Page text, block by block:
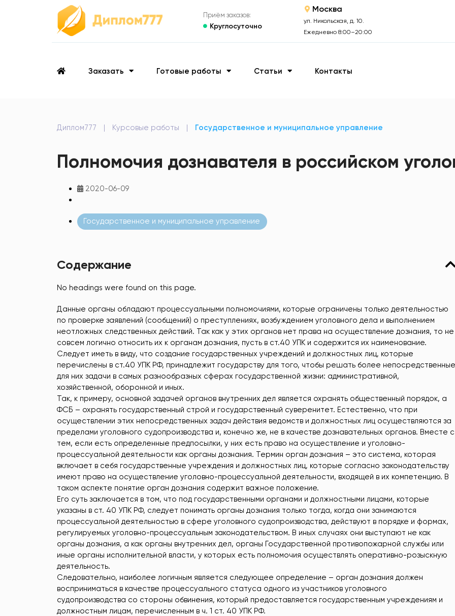
Приём заказов:
Круглосуточно
Москва
ул. Никольская, д. 10.
Ежедневно 8:00–20:00
Заказать Готовые работы Статьи Контакты
Диплом777 | Курсовые работы | Государственное и муниципальное управление
Полномочия дознавателя в российском
2020-06-09
Государственное и муниципальное управление
Содержание
No headings were found on this page.
Данные органы обладают процессуальными полномочиями, которые ограничены только деятельностью
по проверке заявлений (сообщений) о преступлениях, возбуждением уголовного дела и выполнением
неотложных следственных действий. Так как у этих органов нет права на осуществление дознания, то не
совсем логично относить их к органам дознания, пусть в ст.40 УПК и содержится их наименование.
Следует иметь в виду, что создание государственных учреждений и должностных лиц, которые
перечислены в ст.40 УПК РФ, принадлежит государству для того, чтобы решать более непосредственные
для них задачи в самых разнообразных сферах государственной жизни: административной,
хозяйственной, оборонной и иных.
Так, к примеру, основной задачей органов внутренних дел является охранять общественный порядок, а
ФСБ – охранять государственный строй и государственный суверенитет. Естественно, что при
осуществлении этих непосредственных задач действия ведомств и должностных лиц осуществляются за
пределами уголовного судопроизводства и, конечно же, не в качестве дознавательных органов. Вместе с
тем, если есть определенные предпосылки, у них есть право на осуществление и уголовно-
процессуальной деятельности как органы дознания. Термин орган дознания – это система, которая
включает в себя государственные учреждения и должностных лиц, которые согласно законодательству
имеют право на осуществление уголовно-процессуальной деятельности, входящей в их компетенцию. В
таком аспекте понятие орган дознания содержит важное положение.
Его суть заключается в том, что под государственными органами и должностными лицами, которые
указаны в ст. 40 УПК РФ, следует понимать органы дознания только тогда, когда они занимаются
процессуальной деятельностью в сфере уголовного судопроизводства, действуют в порядке и формах,
регулируемых уголовно-процессуальным законодательством. В иных случаях они выступают не как
органы дознания, а как органы внутренних дел, органы Государственной противопожарной службы или
иные органы исполнительной власти, у которых есть полномочия осуществлять оперативно-розыскную
деятельность.
Следовательно, наиболее логичным является следующее определение – орган дознания должен
восприниматься в качестве процессуального статуса одного из участников уголовного
судопроизводства со стороны обвинения, который предоставляется государственным учреждениям и
должностным лицам, перечисленным в ч. 1 ст. 40 УПК РФ.